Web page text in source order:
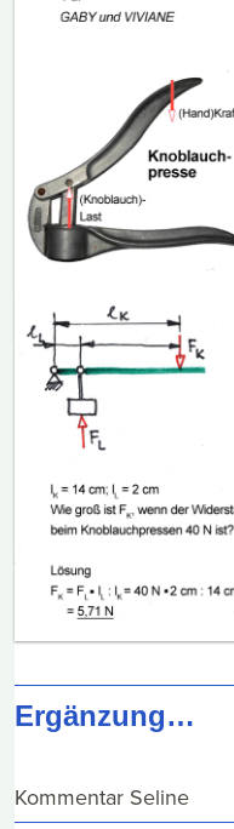
Ergänzung…
Kommentar Seline